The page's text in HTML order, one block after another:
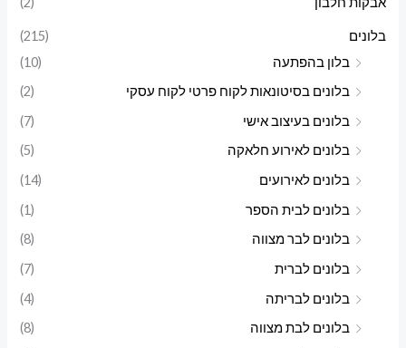
י
מ
ל
י
י
מ
ל
י
בלונים
(215)
בלון בהפתעה
(10)
בלונים בסיטונאות לקוח פרטי לקוח עסקי
(2)
בלונים בעיצוב אישי
(7)
בלונים לאירוע חלאקה
(5)
בלונים לאירועים
(14)
בלונים לבית הספר
(1)
בלונים לבר מצווה
(8)
בלונים לברית
(7)
בלונים לבריתה
(4)
בלונים לבת מצווה
(8)